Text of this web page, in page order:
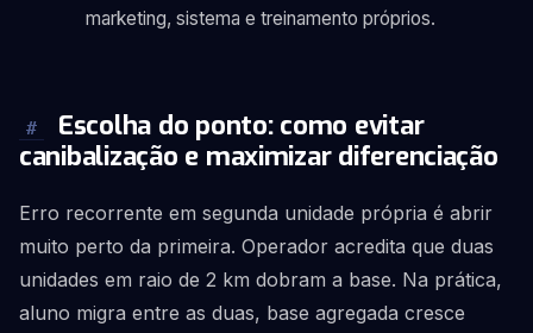
marketing, sistema e treinamento próprios.
#
Escolha do ponto: como evitar
canibalização e maximizar diferenciação
Erro recorrente em segunda unidade própria é abrir
muito perto da primeira. Operador acredita que duas
unidades em raio de 2 km dobram a base. Na prática,
aluno migra entre as duas, base agregada cresce